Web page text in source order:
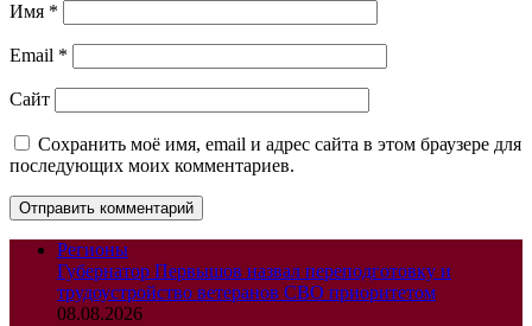
Имя *
Email *
Сайт
Сохранить моё имя, email и адрес сайта в этом браузере для
последующих моих комментариев.
Регионы
Губернатор Первышов назвал переподготовку и
трудоустройство ветеранов СВО приоритетом
08.08.2026